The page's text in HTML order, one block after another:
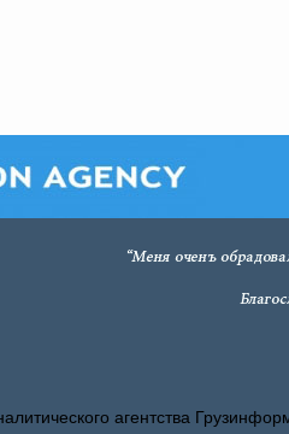
агентства